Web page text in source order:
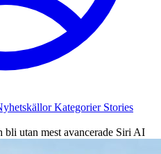
Kategorier Stories
bli utan mest avancerade Siri AI